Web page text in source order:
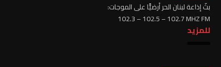
بثّ إذاعة لبنان الحر أرضيًّا على الموجات:
102.3 – 102.5 – 102.7 MHZ FM
للمزيد